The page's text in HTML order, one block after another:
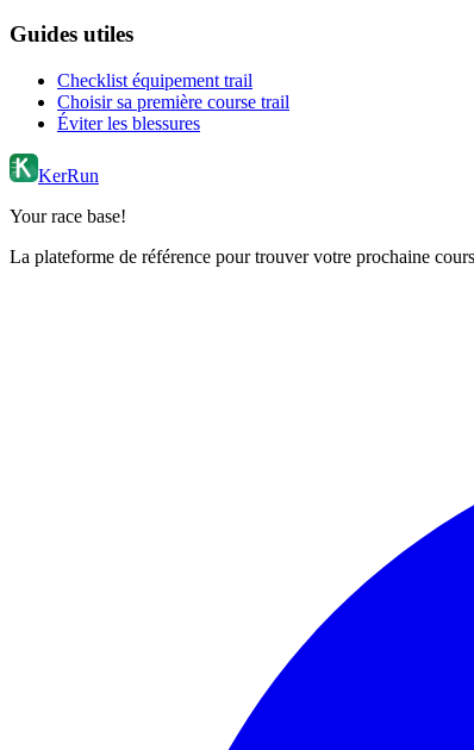
Guides utiles
Checklist équipement trail
Choisir sa première course trail
Éviter les blessures
KerRun
Your race base!
La plateforme de référence pour trouver votre prochaine